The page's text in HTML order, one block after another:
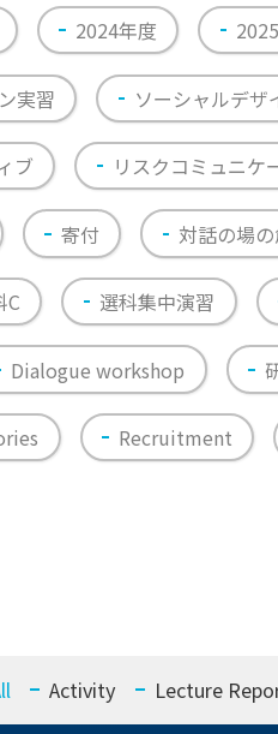
2024年度
実習 ソーシャルデザ
ブ リスクコミュニケ
寄付 対話の場
C 選科集中演習
Dialogue workshop
Recruitment
Activity Lecture